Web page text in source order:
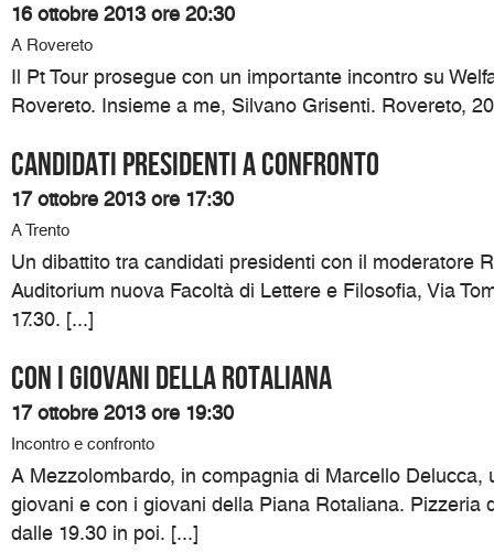
16 ottobre 2013 ore 20:30
A Rovereto
Il Pt Tour prosegue con un importante incontro su
Rovereto. Insieme a me, Silvano Grisenti. Rovereto,
Candidati presidenti a confronto
17 ottobre 2013 ore 17:30
A Trento
Un dibattito tra candidati presidenti con il moderatore
Auditorium nuova Facoltà di Lettere e Filosofia, Via
17.30. [...]
Con i giovani della Rotaliana
17 ottobre 2013 ore 19:30
Incontro e confronto
A Mezzolombardo, in compagnia di Marcello Delucca,
giovani e con i giovani della Piana Rotaliana. Pizzeria
dalle 19.30 in poi. [...]